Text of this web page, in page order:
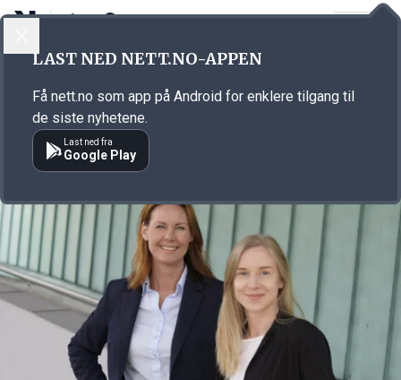
Annonsørinnhold
LAST NED NETT.NO-APPEN
Få nett.no som app på Android for enklere tilgang til
de siste nyhetene.
Last ned fra
Google Play